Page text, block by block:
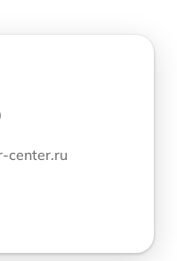
center.ru